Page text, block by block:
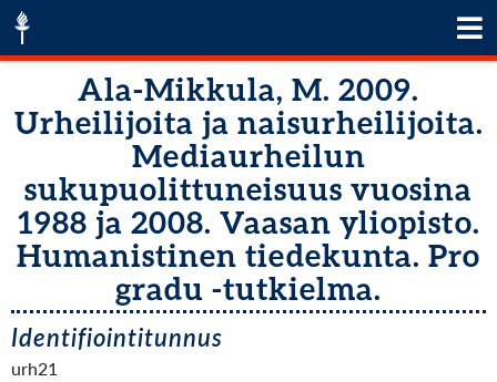
Ala-Mikkula, M. 2009.
Urheilijoita ja naisurheilijoita.
Mediaurheilun
sukupuolittuneisuus vuosina
1988 ja 2008. Vaasan yliopisto.
Humanistinen tiedekunta. Pro
gradu -tutkielma.
Identifiointitunnus
urh21